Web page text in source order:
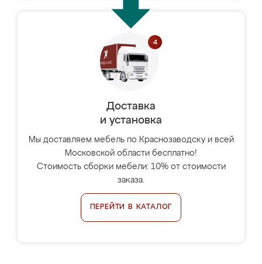
Доставка
и установка
Мы доставляем мебель по Краснозаводску и всей
Московской области бесплатно!
Стоимость сборки мебели: 10% от стоимости
заказа.
ПЕРЕЙТИ В КАТАЛОГ